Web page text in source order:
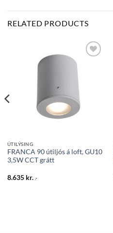
RELATED PRODUCTS
óskalista
ÚTILÝSING
FRANCA 90 útiljós á loft, GU10
3,5W CCT grátt
8.635 kr. .-